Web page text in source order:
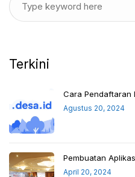
Terkini
Cara Pendaftaran
Agustus 20, 2024
Pembuatan
April 20, 2024